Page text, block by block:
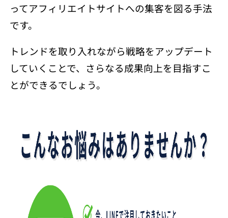
ってアフィリエイトサイトへの集客を図る手法
です。
トレンドを取り入れながら戦略をアップデート
していくことで、さらなる成果向上を目指すこ
とができるでしょう。